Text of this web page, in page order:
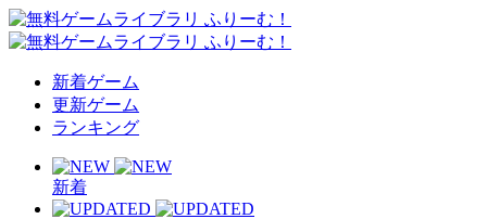
新着ゲーム
更新ゲーム
ランキング
新着